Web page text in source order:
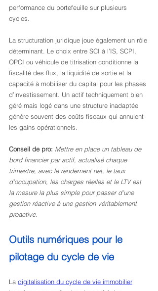
performance du portefeuille sur plusieurs
cycles.
La structuration juridique joue également un rôle
déterminant. Le choix entre SCI à l’IS, SCPI,
OPCI ou véhicule de titrisation conditionne la
fiscalité des flux, la liquidité de sortie et la
capacité à mobiliser du capital pour les phases
d’investissement. Un actif techniquement bien
géré mais logé dans une structure inadaptée
génère souvent des coûts fiscaux qui annulent
les gains opérationnels.
Conseil de pro: Mettre en place un tableau de
bord financier par actif, actualisé chaque
trimestre, avec le rendement net, le taux
d’occupation, les charges réelles et le LTV est
la mesure la plus simple pour passer d’une
gestion réactive à une gestion véritablement
proactive.
Outils numériques pour le
pilotage du cycle de vie
La digitalisation du cycle de vie immobilier